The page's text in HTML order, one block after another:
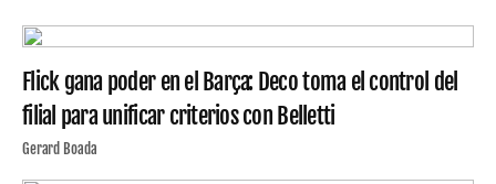
Flick gana poder en el Barça: Deco toma el control del
filial para unificar criterios con Belletti
Gerard Boada